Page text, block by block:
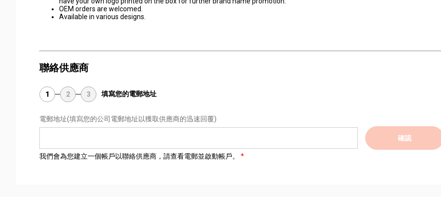
OEM orders are welcomed.
Available in various designs.
聯絡供應商
1 2 3 填寫您的電郵地址
電郵地址(填寫您的公司電郵地址以獲取供應商的迅速回覆)
確認
我們會為您建立一個帳戶以聯絡供應商，請查看電郵並啟動帳戶。